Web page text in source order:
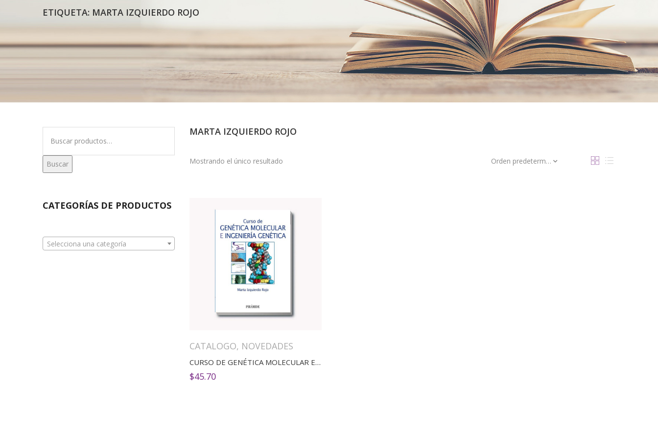
ETIQUETA: MARTA IZQUIERDO ROJO
MARTA IZQUIERDO ROJO
Mostrando el único resultado Orden predeterminado
CATALOGO, NOVEDADES
CURSO DE GENÉTICA MOLECULAR E INGENIERÍA GENÉTICA
$45.70
Buscar
CATEGORÍAS DE PRODUCTOS
Selecciona una categoría